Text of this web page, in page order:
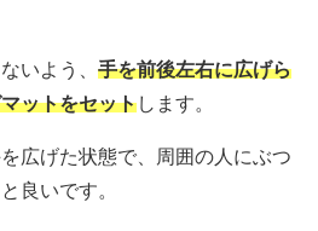
いよう、 手を前後左右に広げら
ットをセットします。
広げた状態で、周囲の人にぶつ
良いです。